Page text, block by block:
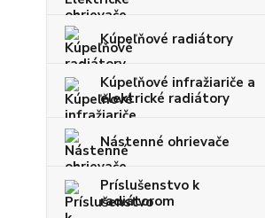
Kúpeľňové radiátory
Kúpeľňové infražiariče a
elektrické radiátory
Nástenné ohrievače
Príslušenstvo k
radiátorom